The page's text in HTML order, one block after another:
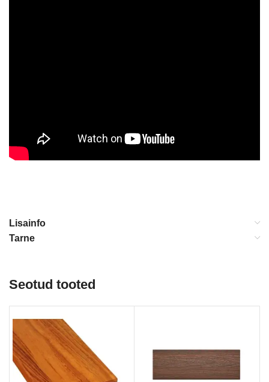
Lisainfo
Tarne
Seotud tooted